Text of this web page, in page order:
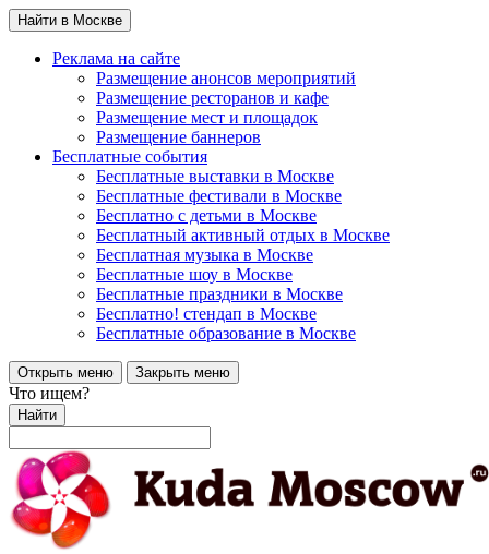
Найти в Москве
Реклама на сайте
Размещение анонсов мероприятий
Размещение ресторанов и кафе
Размещение мест и площадок
Размещение баннеров
Бесплатные события
Бесплатные выставки в Москве
Бесплатные фестивали в Москве
Бесплатно с детьми в Москве
Бесплатный активный отдых в Москве
Бесплатная музыка в Москве
Бесплатные шоу в Москве
Бесплатные праздники в Москве
Бесплатно! стендап в Москве
Бесплатные образование в Москве
Открыть меню Закрыть меню
Что ищем?
Найти